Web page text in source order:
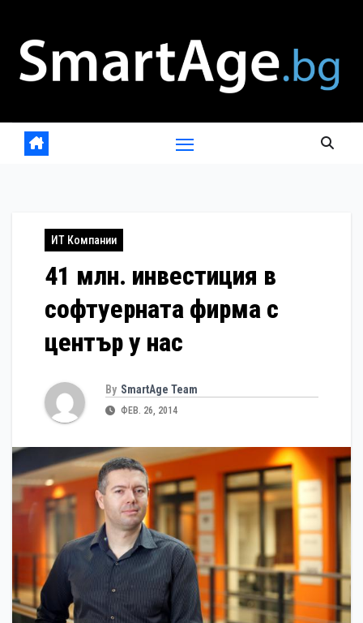
content
ИТ Компании
41 млн. инвестиция в
софтуерната фирма с
център у нас
By SmartAge Team
ФЕВ. 26, 2014